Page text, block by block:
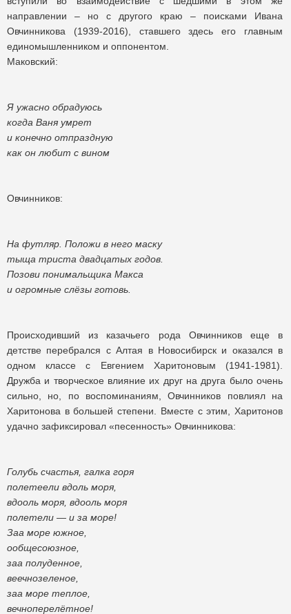
направлении – но с другого краю – поисками Ивана
Овчинникова (1939-2016), ставшего здесь его главным
единомышленником и оппонентом.
Маковский:
Я ужасно обрадуюсь
когда Ваня умрет
и конечно отпраздную
как он любит с вином
Овчинников:
На футляр. Положи в него маску
тыща триста двадцатых годов.
Позови понимальщика Макса
и огромные слёзы готовь.
Происходивший из казачьего рода Овчинников еще в
детстве перебрался с Алтая в Новосибирск и оказался в
одном классе с Евгением Харитоновым (1941-1981).
Дружба и творческое влияние их друг на друга было очень
сильно, но, по воспоминаниям, Овчинников повлиял на
Харитонова в большей степени. Вместе с этим, Харитонов
удачно зафиксировал «песенность» Овчинникова:
Голубь счастья, галка горя
полетеели вдоль моря,
вдооль моря, вдооль моря
полетели — и за море!
Заа море южное,
ообщесоюзное,
заа полуденное,
веечнозеленое,
заа море теплое,
вечноперелётное!